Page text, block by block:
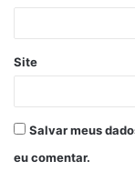
*
Site
Salvar meus
eu comentar.